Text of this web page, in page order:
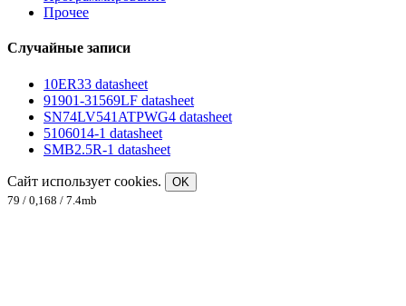
Прочее
Случайные записи
10ER33 datasheet
91901-31569LF datasheet
SN74LV541ATPWG4 datasheet
5106014-1 datasheet
SMB2.5R-1 datasheet
Сайт использует cookies.
OK
79 / 0,168 / 7.4mb